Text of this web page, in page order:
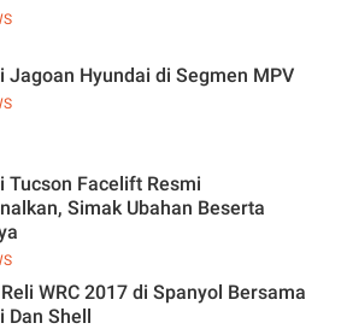
Jagoan Hyundai di Segmen MPV
Tucson Facelift Resmi
Simak Ubahan Beserta
WRC 2017 di Spanyol Bersama
Dan Shell